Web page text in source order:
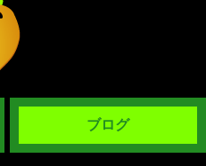
ブログ